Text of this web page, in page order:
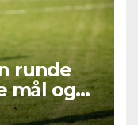
runde
mål og